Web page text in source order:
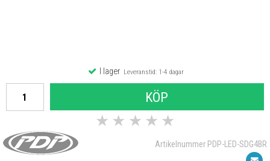
I lagerLeveranstid: 1-4 dagar
KÖP
★ ★ ★ ★ ★
Artikelnummer PDP-LED-SDG4BR